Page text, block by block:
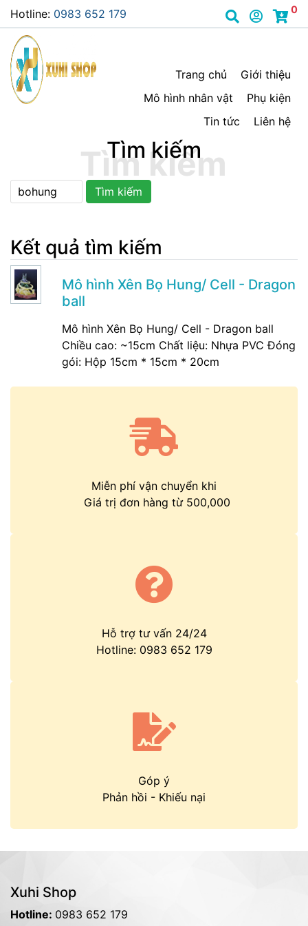
Hotline: 0983 652 179 0
Trang chủ
Giới thiệu
Mô hình nhân vật
Phụ kiện
Tin tức
Liên hệ
Tìm kiếm
Tìm kiếm
Kết quả tìm kiếm
Mô hình Xên Bọ Hung/ Cell - Dragon
ball
Mô hình Xên Bọ Hung/ Cell - Dragon ball
Chiều cao: ~15cm Chất liệu: Nhựa PVC Đóng
gói: Hộp 15cm * 15cm * 20cm
Miễn phí vận chuyển khi
Giá trị đơn hàng từ 500,000
Hỗ trợ tư vấn 24/24
Hotline:0983 652 179
Góp ý
Phản hồi - Khiếu nại
Xuhi Shop
Hotline: 0983 652 179